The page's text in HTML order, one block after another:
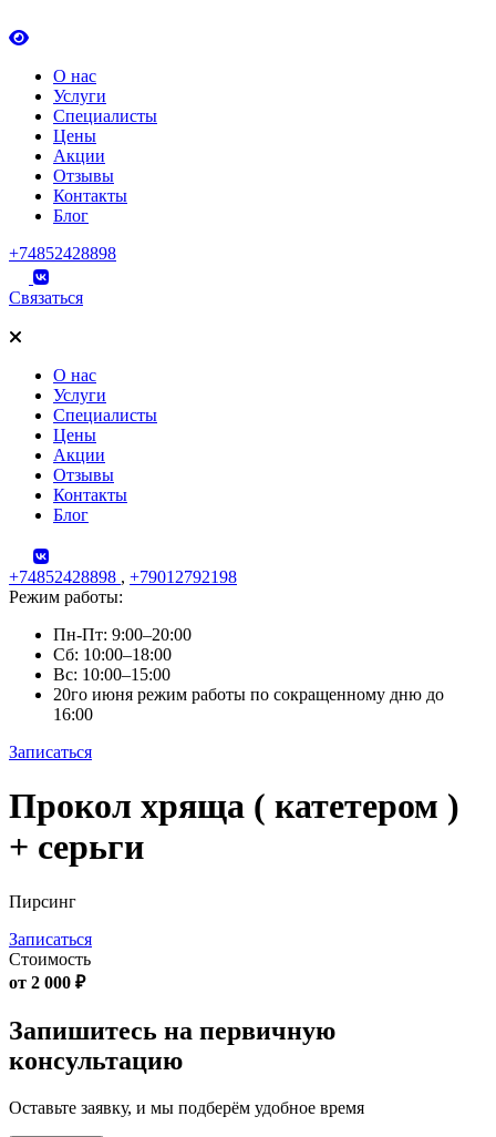
О нас
Услуги
Специалисты
Цены
Акции
Отзывы
Контакты
Блог
+74852428898
Связаться
О нас
Услуги
Специалисты
Цены
Акции
Отзывы
Контакты
Блог
+74852428898 , +79012792198
Режим работы:
Пн-Пт: 9:00–20:00
Сб: 10:00–18:00
Вс: 10:00–15:00
20го июня режим работы по сокращенному дню до
16:00
Записаться
Skip
to
content
Прокол хряща ( катетером )
+ серьги
Пирсинг
Записаться
Стоимость
от 2 000 ₽
Запишитесь на первичную
консультацию
Оставьте заявку, и мы подберём удобное время